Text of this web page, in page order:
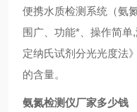
便携水质检测系统（氨
围广、功能*、操作简单,
定纳氏试剂分光光度法
的含量。
氨氮检测仪厂家多少钱